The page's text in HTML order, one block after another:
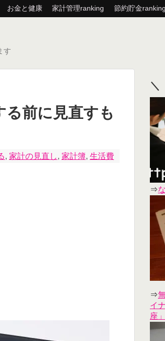
お金と健康 家計管理ranking 節約貯金ranking
す
る前に見直すも
, 家計の見直し, 家計簿, 生活費
＼
⇒
⇒
イ
座